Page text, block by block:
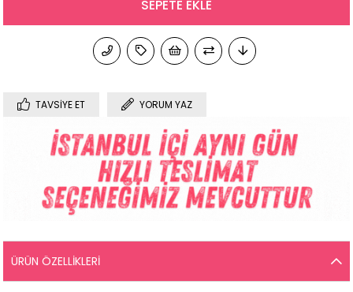
TAVSIYE ET YORUM YAZ
ÜRÜN ÖZELLIKLERI